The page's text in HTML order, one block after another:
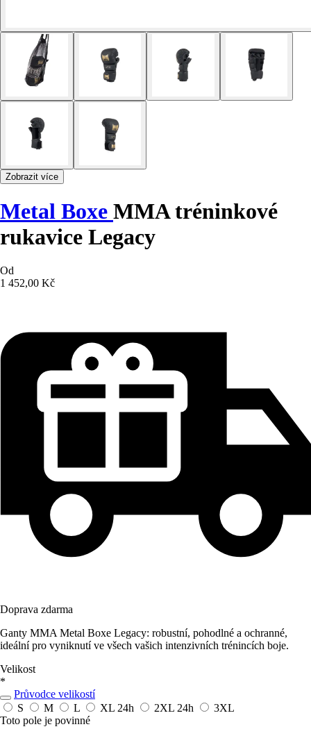
Zobrazit více
Metal Boxe MMA tréninkové
rukavice Legacy
Od
1 452,00 Kč
Doprava zdarma
Ganty MMA Metal Boxe Legacy: robustní, pohodlné a ochranné,
ideální pro vyniknutí ve všech vašich intenzivních trénincích boje.
Velikost
*
Průvodce velikostí
S
M L XL 24h 2XL 24h
3XL
Toto pole je povinné